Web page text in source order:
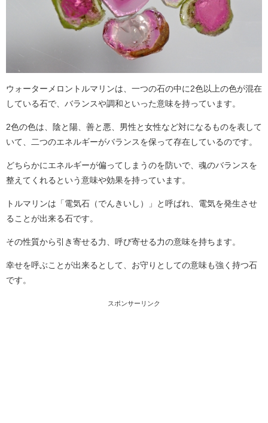
ウォーターメロントルマリンは、一つの石の中に2色以上の色が混在
している石で、バランスや調和といった意味を持っています。
2色の色は、陰と陽、善と悪、男性と女性など対になるものを表して
いて、二つのエネルギーがバランスを保って存在しているのです。
どちらかにエネルギーが偏ってしまうのを防いで、魂のバランスを
整えてくれるという意味や効果を持っています。
トルマリンは「電気石（でんきいし）」と呼ばれ、電気を発生させ
ることが出来る石です。
その性質から引き寄せる力、呼び寄せる力の意味を持ちます。
幸せを呼ぶことが出来るとして、お守りとしての意味も強く持つ石
です。
スポンサーリンク